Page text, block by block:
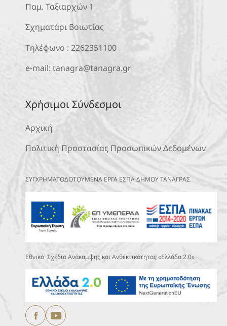
Παμ. Ταξιαρχών 1
Σχηματάρι Βοιωτίας
Τηλέφωνο : 2262351100
e-mail: tanagra@tanagra.gr
Χρήσιμοι Σύνδεσμοι
Αρχική
Πολιτική Προστασίας Προσωπικών Δεδομένων
ΣΥΓΧΡΗΜΑΤΟΔΟΤΟΥΜΕΝΑ ΕΡΓΑ ΕΣΠΑ ΔΗΜΟΥ ΤΑΝΑΓΡΑΣ
Εθνικό Σχέδιο Ανάκαμψης και Ανθεκτικότητας «Ελλάδα 2.0»